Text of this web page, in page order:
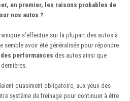
en premier, les raisons probables de
nos autos ?
s’effectue sur la plupart des autos à
semble avoir été généralisée pour répondre
performances des autos ainsi que
quasiment obligatoire, aux yeux des
système de freinage pour continuer à être